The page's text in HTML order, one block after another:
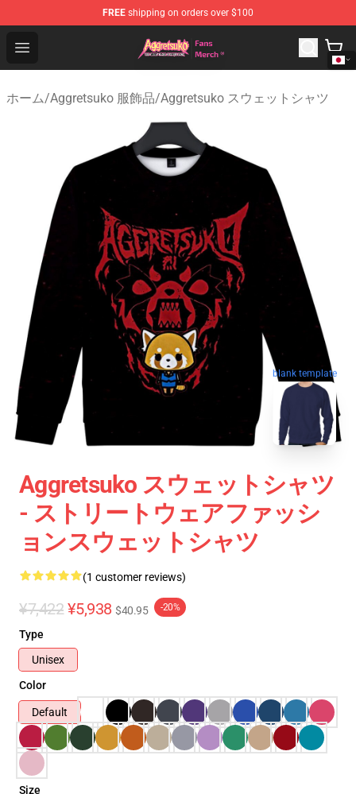
FREE shipping on orders over $100
Open menu
Aggretsuko Store - Official Aggretsuko Merchandise
ホーム/Aggretsuko 服飾品/Aggretsuko スウェットシャツ
blank template
Aggretsuko スウェットシャツ
- ストリートウェアファッシ
ョンスウェットシャツ
(1 customer reviews)
¥7,422 ¥5,938 $40.95 -20%
Type
Unisex
Color
Default
Size